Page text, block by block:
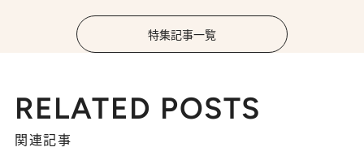
特集記事一覧
RELATED POSTS
関連記事